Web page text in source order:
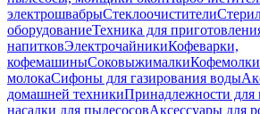
электрошвабрыСтеклоочистители
оборудованиеТехника для
напитковЭлектрочайникиКофеварки,
кофемашиныСоковыжималкиКофемолки
молокаСифоны для газирования воды
домашней техникиПринадлежности для
насадки для пылесосовАксессуары для